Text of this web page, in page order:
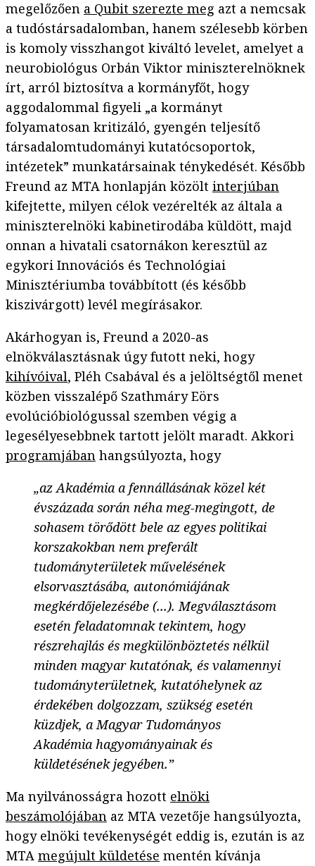
megelőzően a Qubit szerezte meg azt a nemcsak
a tudóstársadalomban, hanem szélesebb körben
is komoly visszhangot kiváltó levelet, amelyet a
neurobiológus Orbán Viktor miniszterelnöknek
írt, arról biztosítva a kormányfőt, hogy
aggodalommal figyeli „a kormányt
folyamatosan kritizáló, gyengén teljesítő
társadalomtudományi kutatócsoportok,
intézetek” munkatársainak ténykedését. Később
Freund az MTA honlapján közölt interjúban
kifejtette, milyen célok vezérelték az általa a
miniszterelnöki kabinetirodába küldött, majd
onnan a hivatali csatornákon keresztül az
egykori Innovációs és Technológiai
Minisztériumba továbbított (és később
kiszivárgott) levél megírásakor.
Akárhogyan is, Freund a 2020-as
elnökválasztásnak úgy futott neki, hogy
kihívóival, Pléh Csabával és a jelöltségtől menet
közben visszalépő Szathmáry Eörs
evolúcióbiológussal szemben végig a
legesélyesebbnek tartott jelölt maradt. Akkori
programjában hangsúlyozta, hogy
„az Akadémia a fennállásának közel két
évszázada során néha meg-megingott, de
sohasem törődött bele az egyes politikai
korszakokban nem preferált
tudományterületek művelésének
elsorvasztásába, autonómiájának
megkérdőjelezésébe (...). Megválasztásom
esetén feladatomnak tekintem, hogy
részrehajlás és megkülönböztetés nélkül
minden magyar kutatónak, és valamennyi
tudományterületnek, kutatóhelynek az
érdekében dolgozzam, szükség esetén
küzdjek, a Magyar Tudományos
Akadémia hagyományainak és
küldetésének jegyében.”
Ma nyilvánosságra hozott elnöki
beszámolójában az MTA vezetője hangsúlyozta,
hogy elnöki tevékenységét eddig is, ezután is az
MTA megújult küldetése mentén kívánja